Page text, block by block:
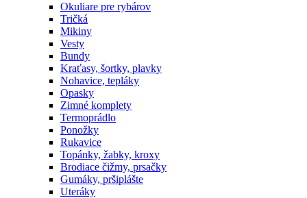
Okuliare pre rybárov
Tričká
Mikiny
Vesty
Bundy
Kraťasy, šortky, plavky
Nohavice, tepláky
Opasky
Zimné komplety
Termoprádlo
Ponožky
Rukavice
Topánky, žabky, kroxy
Brodiace čižmy, prsačky
Gumáky, pršiplášte
Uteráky